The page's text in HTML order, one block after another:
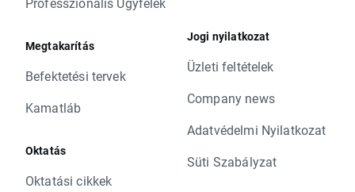
Megtakarítás
Befektetési tervek
Kamatláb
Oktatás
Oktatási cikkek
Jogi nyilatkozat
Üzleti feltételek
Company news
Adatvédelmi Nyilatkozat
Süti Szabályzat